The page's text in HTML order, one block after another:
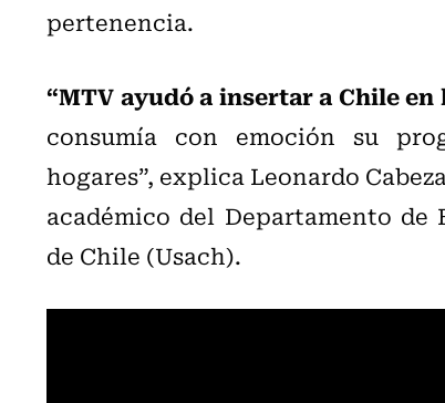
pertenencia.
“MTV ayudó a insertar a Chile
consumía con emoción su
hogares”, explica Leonardo
académico del Departamento
de Chile (Usach).